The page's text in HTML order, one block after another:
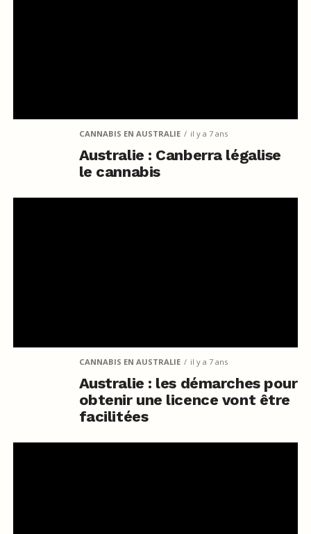
CANNABIS EN AUSTRALIE il y a 7 ans
Australie : Canberra légalise
le cannabis
CANNABIS EN AUSTRALIE il y a 7 ans
Australie : les démarches pour
obtenir une licence vont être
facilitées